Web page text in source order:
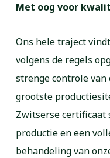
Met oog voor
Ons hele traject
volgens de regels
strenge controle van
grootste
Zwitserse certificaat
productie en een
behandeling van